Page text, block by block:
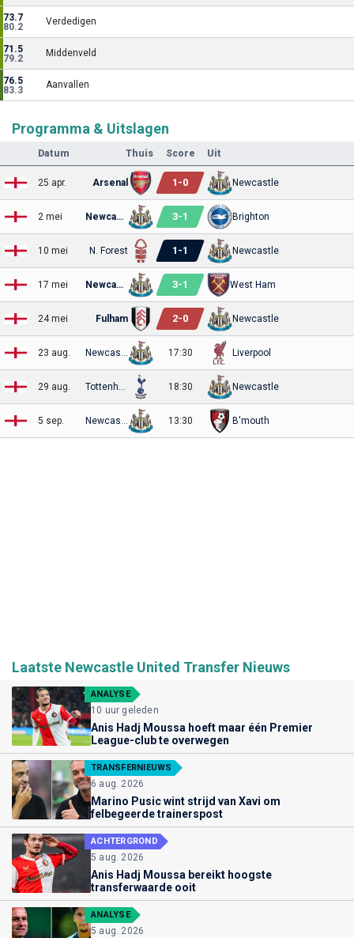
73.7
80.2
Verdedigen
71.5
79.2
Middenveld
76.5
83.3
Aanvallen
Programma & Uitslagen
Datum Thuis Score Uit
25 apr. Arsenal 1 -0 Newcastle
2 mei Newcastle 3-1 Brighton
10 mei N. Forest 1 -1 Newcastle
17 mei Newcastle 3-1 West Ham
24 mei Fulham 2-0 Newcastle
23 aug. Newcastle 17:30 Liverpool
29 aug. Tottenham 18:30 Newcastle
5 sep. Newcastle 13:30 B'mouth
Laatste Newcastle United Transfer Nieuws
ANALYSE
10 uur geleden
Anis Hadj Moussa hoeft maar één Premier
League-club te overwegen
TRANSFERNIEUWS
6 aug. 2026
Marino Pusic wint strijd van Xavi om
felbegeerde trainerspost
ACHTERGROND
5 aug. 2026
Anis Hadj Moussa bereikt hoogste
transferwaarde ooit
ANALYSE
5 aug. 2026